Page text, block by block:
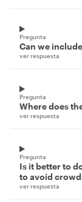
Pregunta
Can we
ver respuesta
Pregunta
Where does
ver respuesta
Pregunta
Is it better to
to avoid
ver respuesta